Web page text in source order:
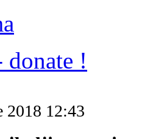
donate !
2018 12:43